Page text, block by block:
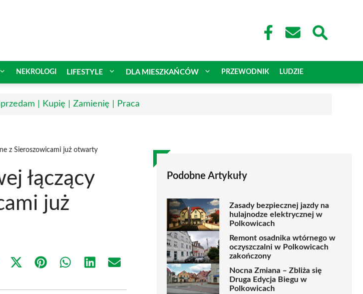
NEKROLOGI LIFESTYLE DLA MIESZKAŃCÓW PRZEWODNIK LUDZIE
| Kupię | Zamienię | Praca
z Sieroszowicami już otwarty
łączący
już
Share
(Twitter)
Share Share Share Share
Podobne Artykuły
Zasady bezpiecznej jazdy na
hulajnodze elektrycznej w
Polkowicach
Remont osadnika wtórnego w
oczyszczalni w Polkowicach
zakończony
Nocna Zmiana – Zbliża się
Druga Edycja Biegu w
Polkowicach